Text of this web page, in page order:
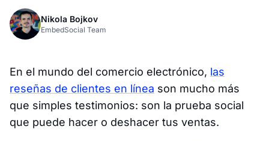
Nikola Bojkov
EmbedSocial Team
En el mundo del comercio electrónico, las
reseñas de clientes en línea son mucho más
que simples testimonios: son la prueba social
que puede hacer o deshacer tus ventas.